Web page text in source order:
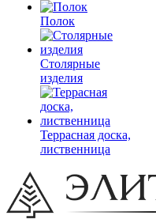
Полок
Столярные
изделия
Террасная доска,
лиственница